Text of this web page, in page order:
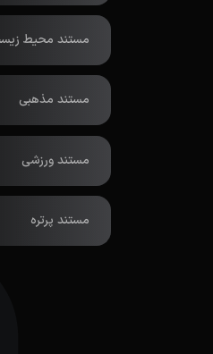
مستند محیط
مستند مذهبی
مستند ورزشی
مستند پرتره